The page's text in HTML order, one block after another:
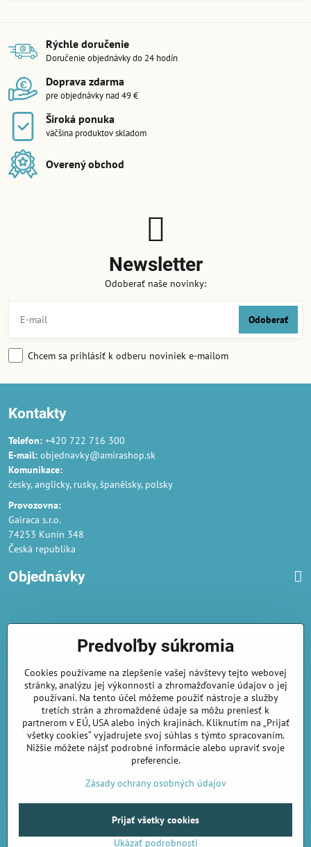
Rýchle doručenie
Doručenie objednávky do 24 hodín
Doprava zdarma
pre objednávky nad 49 €
Široká ponuka
väčšina produktov skladom
Overený obchod
Newsletter
Odoberať naše novinky:
Odoberať
Chcem sa prihlásiť k odberu noviniek e-mailom
Kontakty
Telefon: +420 722 716 300
E-mail: objednavky@amirashop.sk
Komunikace:
česky, anglicky, rusky, španělsky, polsky
Provozovna:
Gairaca s.r.o.
74253 Kunín 348
Česká republika
Objednávky
Podmienky ochrany osobných údajov
Náklady na dodání a doba dodání
Veľkoobchod- značka Gaira®
AmiraShop je registrovaný na Puncovom úrade.
Puncové značkysú k nahliadnuttu.
amirashop.cz/
©2026Copyright
Predvoľby súkromiaZásady ochrany osobných údajov
Predvoľby súkromia
Cookies používame na zlepšenie vašej návštevy tejto webovej
stránky, analýzu jej výkonnosti a zhromažďovanie údajov o jej
používaní. Na tento účel môžeme použiť nástroje a služby
tretích strán a zhromaždené údaje sa môžu preniesť k
partnerom v EÚ, USA alebo iných krajinách. Kliknutím na „Prijať
všetky cookies“ vyjadrujete svoj súhlas s týmto spracovaním.
Nižšie môžete nájsť podrobné informácie alebo upraviť svoje
preferencie.
Zásady ochrany osobných údajov
Ukázať podrobnosti
Prijať všetky cookies